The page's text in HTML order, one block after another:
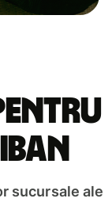
sucursale ale